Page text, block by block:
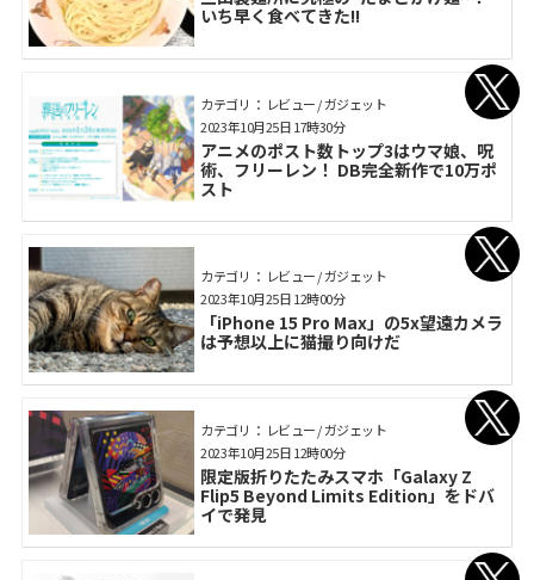
いち早く食べてきた!!
カテゴリ： レビュー / ガジェット
アニメのポスト数トップ3はウマ娘、呪
術、フリーレン！ DB完全新作で10万ポ
スト
2023年10月25日 17時30分
カテゴリ： レビュー / ガジェット
「iPhone 15 Pro Max」の5x望遠カメラ
は予想以上に猫撮り向けだ
2023年10月25日 12時00分
カテゴリ： レビュー / ガジェット
限定版折りたたみスマホ「Galaxy Z
Flip5 Beyond Limits Edition」をドバ
イで発見
2023年10月25日 12時00分